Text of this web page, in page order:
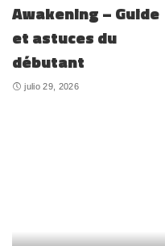
Awakening – Guide
et astuces du
débutant
julio 29, 2026